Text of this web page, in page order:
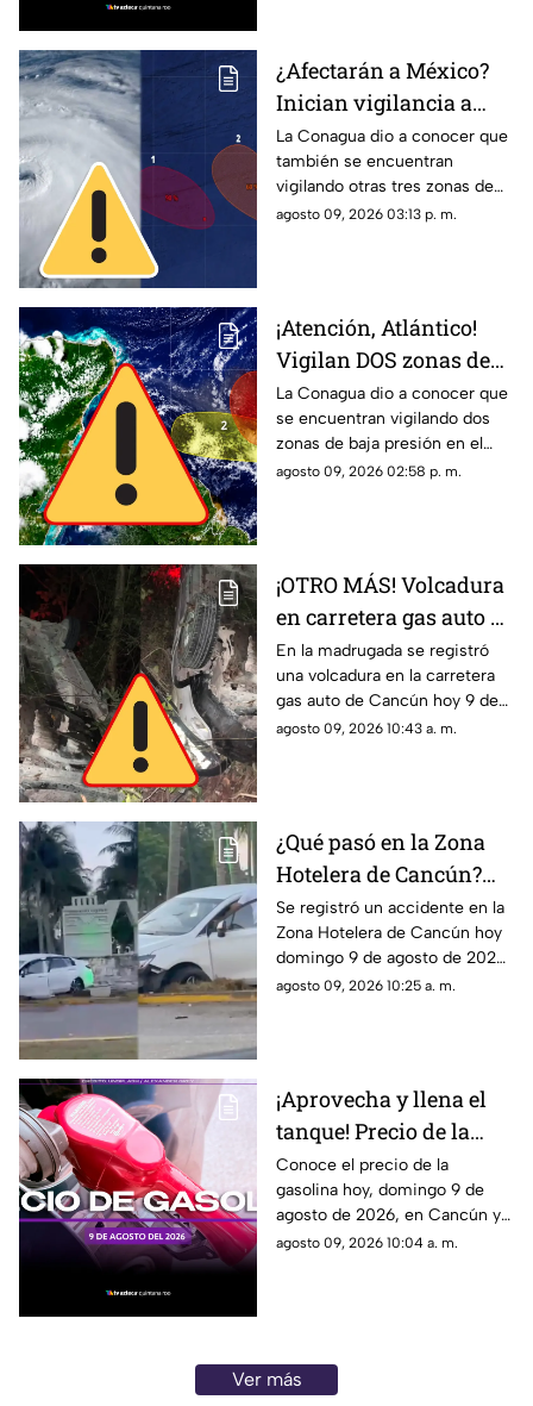
¿Afectarán a México?
Inician vigilancia a
TRES zonas de baja
presión; podrían
desarrollar su
potencial ciclónico
La Conagua dio a conocer que
también se encuentran
vigilando otras tres zonas de
baja presión en el océano
agosto 09, 2026 03:13 p. m.
¡Atención, Atlántico!
Vigilan DOS zonas de
baja presión con
probabilidad de
desarrollo ciclónico
La Conagua dio a conocer que
se encuentran vigilando dos
zonas de baja presión en el
Atlántico con probabilidad de
agosto 09, 2026 02:58 p. m.
¡OTRO MÁS! Volcadura
en carretera gas auto de
Cancún HOY; el
conductor se dio a la
fuga
En la madrugada se registró
una volcadura en la carretera
gas auto de Cancún hoy 9 de
agosto de 2026. El conductor
agosto 09, 2026 10:43 a. m.
¿Qué pasó en la Zona
Hotelera de Cancún?
Accidente sorprende a
varios; un auto terminó
en el camellón del km 5
Se registró un accidente en la
Zona Hotelera de Cancún hoy
domingo 9 de agosto de 2026.
Un auto terminó en el
agosto 09, 2026 10:25 a. m.
¡Aprovecha y llena el
tanque! Precio de la
gasolina HOY, domingo
9 de agosto de 2026, en
Quintana Roo
Conoce el precio de la
gasolina hoy, domingo 9 de
agosto de 2026, en Cancún y
el resto de Quintana Roo. Este
agosto 09, 2026 10:04 a. m.
Ver más